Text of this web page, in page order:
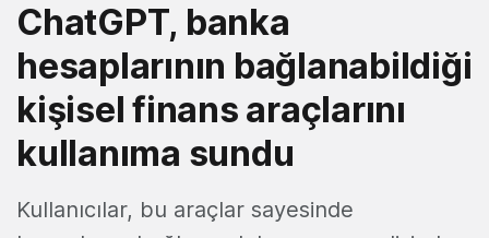
ChatGPT, banka
hesaplarının bağlanabildiği
kişisel finans araçlarını
kullanıma sundu
Kullanıcılar, bu araçlar sayesinde